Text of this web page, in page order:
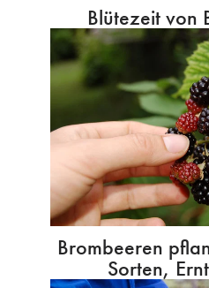
Blütezeit von
Brombeeren
Sorten,